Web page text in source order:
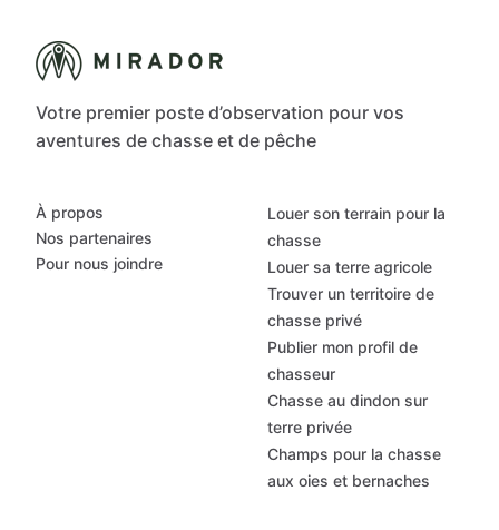
Votre premier poste d’observation pour vos
aventures de chasse et de pêche
À propos
Nos partenaires
Pour nous joindre
Louer son terrain pour la
chasse
Louer sa terre agricole
Trouver un territoire de
chasse privé
Publier mon profil de
chasseur
Chasse au dindon sur
terre privée
Champs pour la chasse
aux oies et bernaches